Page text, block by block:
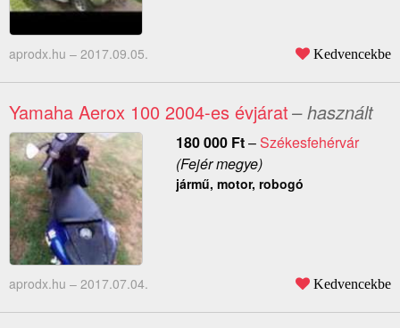
aprodx.hu – 2017.09.05. Kedvencekbe
Yamaha Aerox 100 2004-es évjárat– használt
180 000 Ft–Székesfehérvár
(Fejér megye)
jármű, motor, robogó
aprodx.hu – 2017.07.04. Kedvencekbe